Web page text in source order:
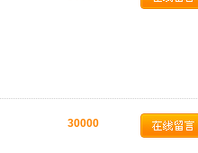
30000